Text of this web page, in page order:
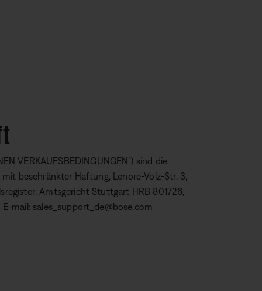
VERKAUFSBEDINGUNGEN”) sind die
beschränkter Haftung, Lenore-Volz-Str. 3,
Amtsgericht Stuttgart HRB 801726,
mail: sales_support_de@bose.com